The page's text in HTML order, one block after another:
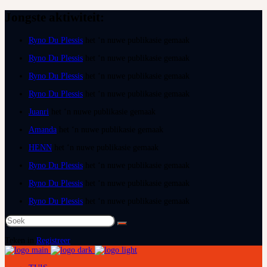
Ryno Du Plessis
Ryno Du Plessis
Ryno Du Plessis
Ryno Du Plessis
Juanri
Amanda
HENN
Ryno Du Plessis
Ryno Du Plessis
Ryno Du Plessis
Registreer